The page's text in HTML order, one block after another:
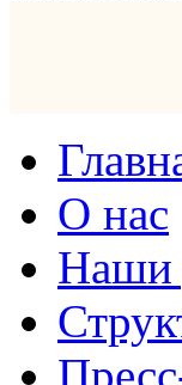
О нас
Наши